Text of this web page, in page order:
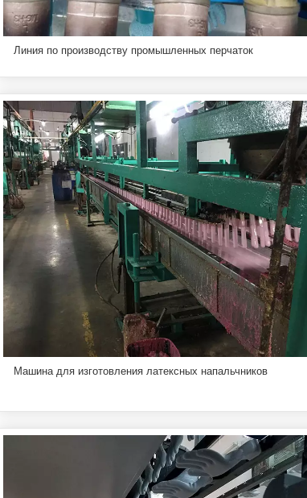
Линия по производству промышленных перчаток
Машина для изготовления латексных напальчников